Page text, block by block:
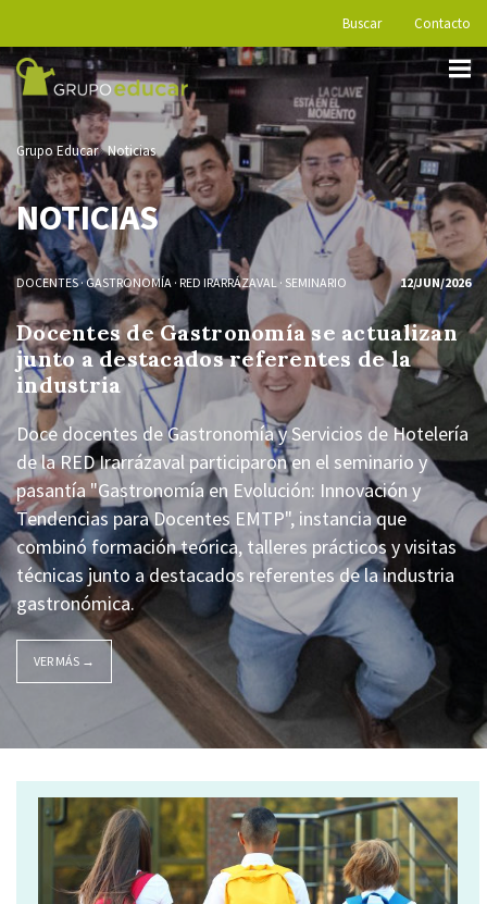
Buscar Contacto
Grupo Educar Noticias
NOTICIAS
DOCENTES·GASTRONOMÍA · RED IRARRÁZAVAL· SEMINARIO 12/JUN/2026
Docentes de Gastronomía se actualizan
junto a destacados referentes de la
industria
Doce docentes de Gastronomía y Servicios de Hotelería
de la RED Irarrázaval participaron en el seminario y
pasantía "Gastronomía en Evolución: Innovación y
Tendencias para Docentes EMTP", instancia que
combinó formación teórica, talleres prácticos y visitas
técnicas junto a destacados referentes de la industria
gastronómica.
VER MÁS →